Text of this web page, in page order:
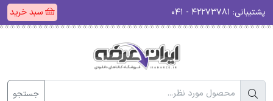
پشتیبانی: سبد خرید
جستجو